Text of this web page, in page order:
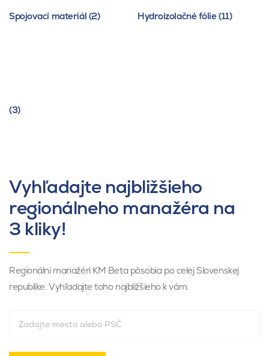
Spojovací materiál (2) Hydroizolačné fólie (11)
(3)
Vyhľadajte najbližšieho
regionálneho manažéra na
3 kliky!
Regionálni manažéri KM Beta pôsobia po celej Slovenskej
republike. Vyhľadajte toho najbližšieho k vám.